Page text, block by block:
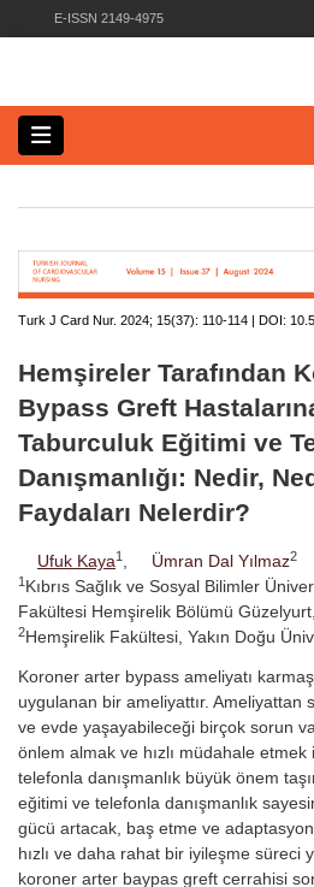
E-ISSN 2149-4975
Turk J Card Nur. 2024; 15(37): 110-114 | DOI:
Hemşireler Tarafından
Bypass Greft
Taburculuk Eğitimi ve
Danışmanlığı: Nedir,
Faydaları Nelerdir?
Ufuk Kaya1 Ümran Dal Yılmaz2
1 Kıbrıs Sağlık ve Sosyal Bilimler
Fakültesi Hemşirelik Bölümü Güzelyurt,
2Hemşirelik Fakültesi, Yakın Doğu
Koroner arter bypass ameliyatı
uygulanan bir ameliyattır. Ameliyattan
ve evde yaşayabileceği birçok sorun
önlem almak ve hızlı müdahale
telefonla danışmanlık büyük önem
eğitimi ve telefonla danışmanlık
gücü artacak, baş etme ve
hızlı ve daha rahat bir iyileşme süreci
koroner arter baypas greft cerrahisi